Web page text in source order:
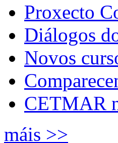
Proxecto
Diálogos
Novos
CETMAR
máis >>